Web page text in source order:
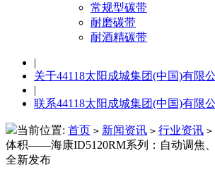
常规型碳带
耐磨碳带
耐酒精碳带
|
关于44118太阳成城集团(中国)有限
|
联系44118太阳成城集团(中国)有限
当前位置: 首页 > 新闻资讯 > 行业资讯 >
体积——海康ID5120RM系列：自动调焦
全新发布